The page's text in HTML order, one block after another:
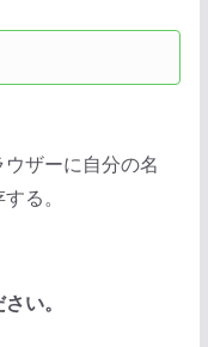
ザーに自分の名
る。
い。